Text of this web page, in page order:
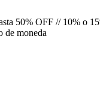
50% OFF // 10% o